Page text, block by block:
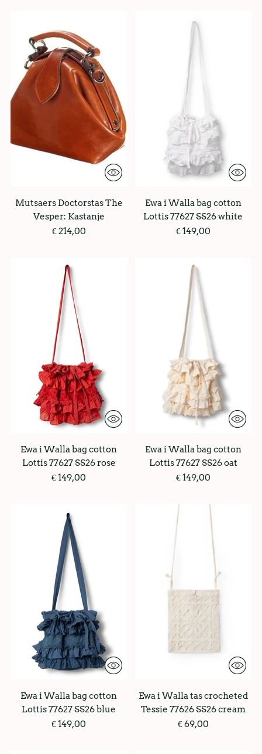
Mutsaers Doctorstas The
Vesper: Kastanje
€ 214,00
Ewa i Walla bag cotton
Lottis 77627 SS26 white
€ 149,00
Ewa i Walla bag cotton
Lottis 77627 SS26 rose
€ 149,00
Ewa i Walla bag cotton
Lottis 77627 SS26 oat
€ 149,00
Ewa i Walla bag cotton
Lottis 77627 SS26 blue
€ 149,00
Ewa i Walla tas crocheted
Tessie 77626 SS26 cream
€ 69,00